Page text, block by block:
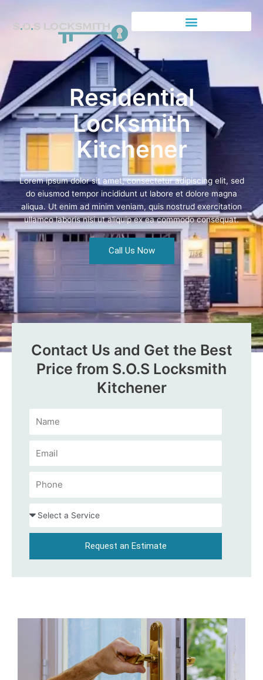
Residential
Locksmith
Kitchener
Lorem ipsum dolor sit amet, consectetur adipiscing elit, sed
do eiusmod tempor incididunt ut labore et dolore magna
aliqua. Ut enim ad minim veniam, quis nostrud exercitation
ullamco laboris nisi ut aliquip ex ea commodo consequat.
Call Us Now
Contact Us and Get the Best
Price from S.O.S Locksmith
Kitchener
Request an Estimate